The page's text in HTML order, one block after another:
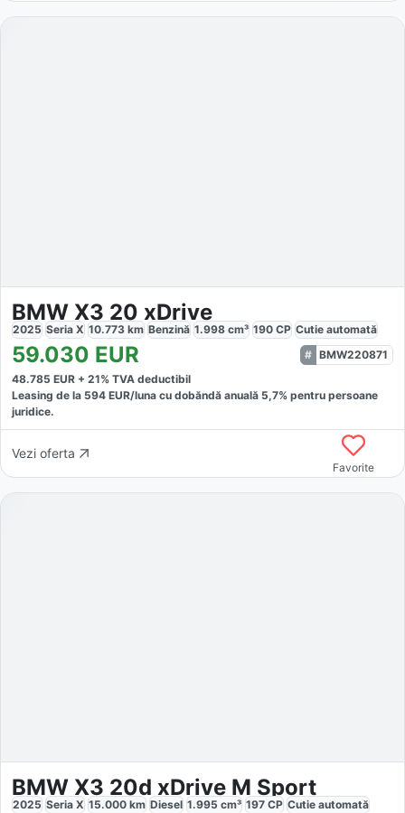
BMW X3 20 xDrive
2025 Seria X 10.773 km Benzină 1.998 cm³ 190 CP Cutie automată
59.030 EUR
BMW220871
48.785 EUR + 21% TVA deductibil
Leasing de la 594 EUR/luna cu dobăndă anuală 5,7% pentru persoane
juridice.
Vezi oferta
Favorite
BMW X3 20d xDrive M Sport
2025 Seria X 15.000 km Diesel 1.995 cm³ 197 CP Cutie automată